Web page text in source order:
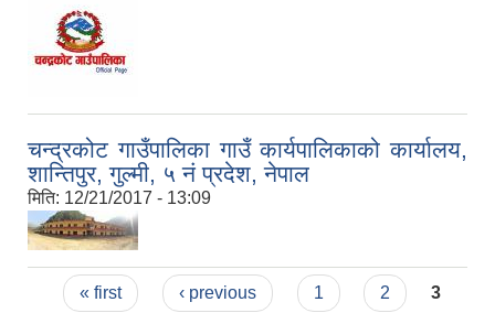
चन्द्रकोट गाउँपालिका गाउँ कार्यपालिकाको कार्यालय,
शान्तिपुर, गुल्मी, ५ नं प्रदेश, नेपाल
मिति: 12/21/2017 - 13:09
Pages
« first ‹ previous 1 2 3